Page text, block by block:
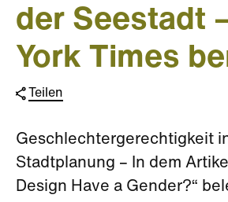
der Seestadt
York Times
Teilen
Geschlechtergerechtigkeit
Stadtplanung – In dem
Design Have a Gender?“